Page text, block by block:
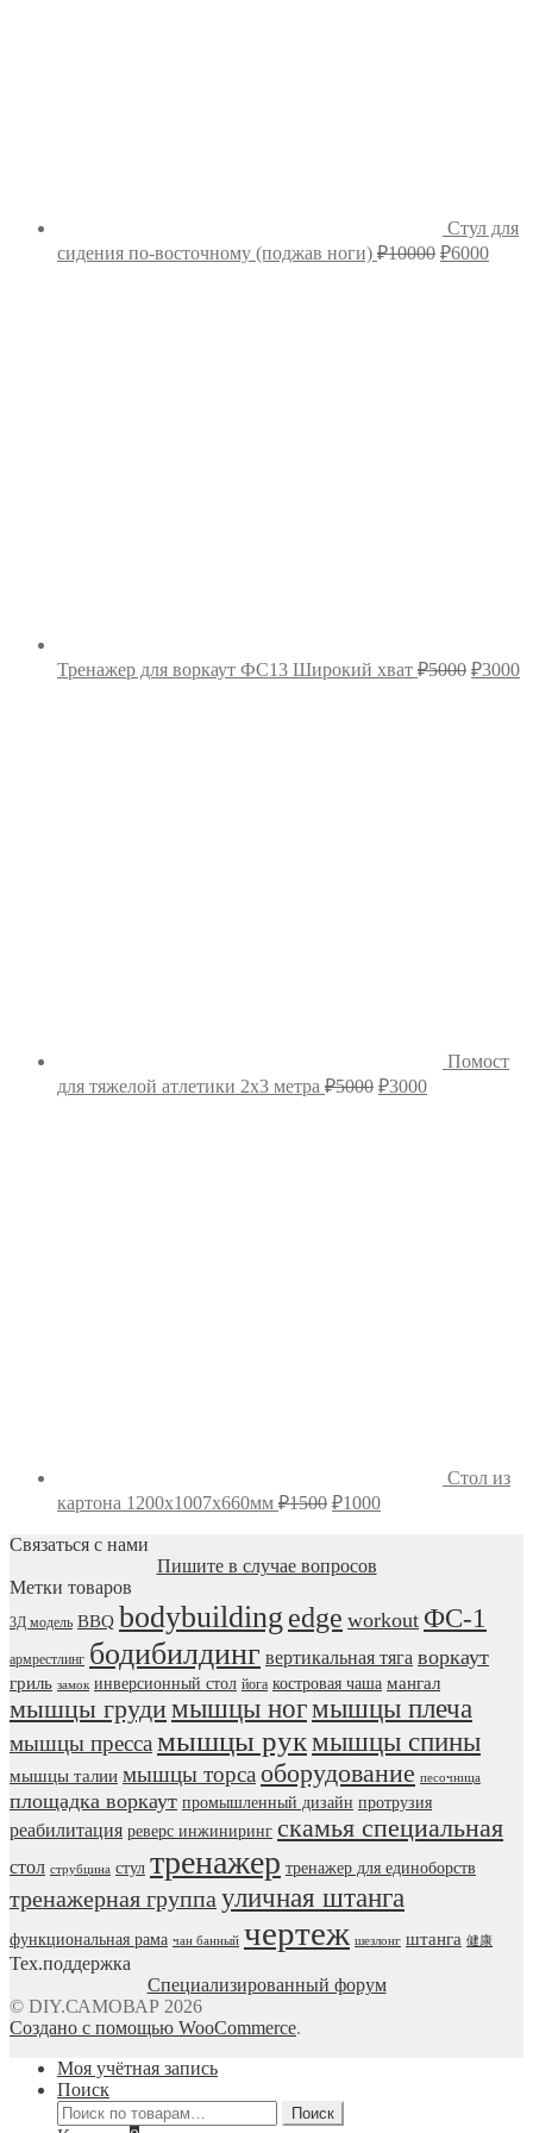
Стул для
сидения по-восточному (поджав ноги) ₽10000 ₽6000
Тренажер для воркаут ФС13 Широкий хват ₽5000 ₽3000
Помост
для тяжелой атлетики 2х3 метра ₽5000 Первоначальная
₽3000Текущая
Стол из
картона 1200х1007х660мм ₽1500 Первоначальная
₽1500.
₽1000Текущая
Связаться с нами
Пишите в случае вопросов
Метки товаров
3Д модель BBQ bodybuilding edge workout ФС-1
армрестлинг бодибилдинг вертикальная тяга воркаут
гриль замок инверсионный стол йога костровая чаша мангал
мышцы грудимышцы ногмышцы плеча
мышцы пресса мышцы рукмышцы спины
мышцы талии мышцы торса оборудование песочница
площадка воркаут промышленный дизайн протрузия
реабилитация реверс инжиниринг скамья специальная
стол струбцина стул тренажер тренажер для единоборств
тренажерная группа уличная штанга
функциональная рама чан банный чертеж шезлонг штанга 健康
Тех.поддержка
Специализированный форум
© DIY.САМОВАР 2026
Создано с помощью WooCommerce.
Моя учётная запись
Поиск
Искать:
Поиск